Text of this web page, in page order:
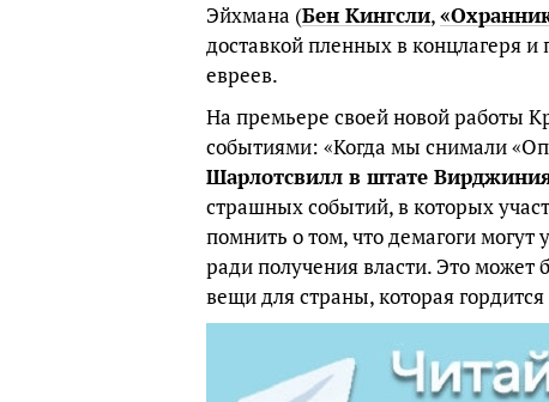
Эйхмана (Бен Кингсли,
доставкой пленных в концлагеря
евреев.
На премьере своей новой работы
событиями: «Когда мы снимали
Шарлотсвилл в штате
страшных событий, в которых
помнить о том, что демагоги
ради получения власти. Это
вещи для страны, которая